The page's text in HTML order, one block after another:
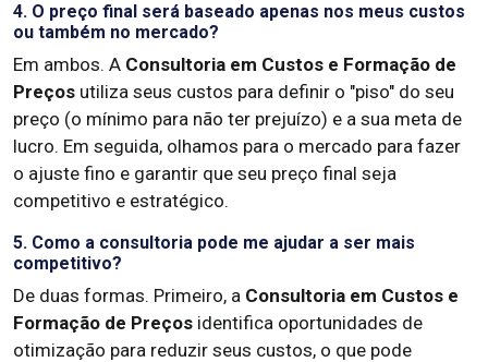
4. O preço final será baseado apenas nos meus custos
ou também no mercado?
Em ambos. A Consultoria em Custos e Formação de
Preços utiliza seus custos para definir o "piso" do seu
preço (o mínimo para não ter prejuízo) e a sua meta de
lucro. Em seguida, olhamos para o mercado para fazer
o ajuste fino e garantir que seu preço final seja
competitivo e estratégico.
5. Como a consultoria pode me ajudar a ser mais
competitivo?
De duas formas. Primeiro, a Consultoria em Custos e
Formação de Preços identifica oportunidades de
otimização para reduzir seus custos, o que pode